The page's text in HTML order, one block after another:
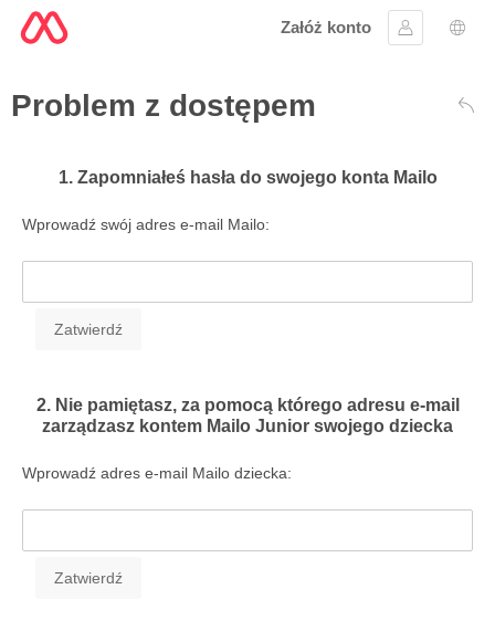
Załóż konto
Zaloguj się
Problem z dostępem
1. Zapomniałeś hasła do swojego konta Mailo
Wprowadź swój adres e-mail Mailo:
2. Nie pamiętasz, za pomocą którego adresu e-mail
zarządzasz kontem Mailo Junior swojego dziecka
Wprowadź adres e-mail Mailo dziecka: